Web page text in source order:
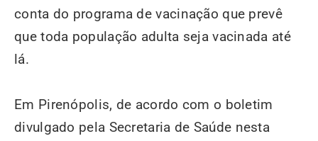
conta do programa de vacinação que prevê
que toda população adulta seja vacinada até
lá.
Em Pirenópolis, de acordo com o boletim
divulgado pela Secretaria de Saúde nesta